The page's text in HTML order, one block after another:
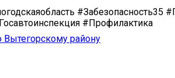
#Профилактика
району